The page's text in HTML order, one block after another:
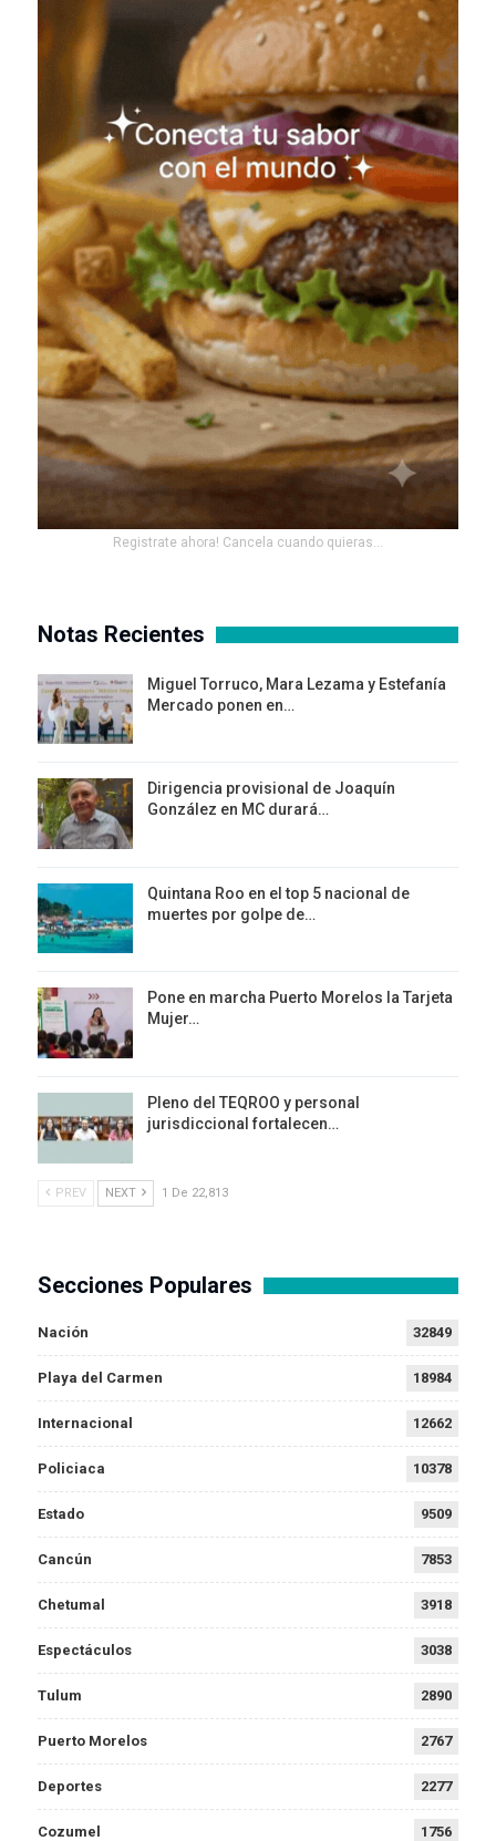
Registrate ahora! Cancela cuando quieras...
Notas Recientes
Miguel Torruco, Mara Lezama y Estefanía
Mercado ponen en…
Dirigencia provisional de Joaquín
González en MC durará…
Quintana Roo en el top 5 nacional de
muertes por golpe de…
Pone en marcha Puerto Morelos la Tarjeta
Mujer…
Pleno del TEQROO y personal
jurisdiccional fortalecen…
PREV NEXT 1 De 22,813
Secciones Populares
Nación 32849
Playa del Carmen 18984
Internacional 12662
Policiaca 10378
Estado 9509
Cancún 7853
Chetumal 3918
Espectáculos 3038
Tulum 2890
Puerto Morelos 2767
Deportes 2277
Cozumel 1756